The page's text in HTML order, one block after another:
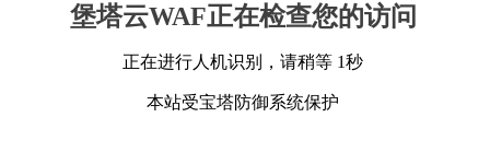
堡塔云WAF正在检查您的访问
正在进行人机识别，请稍等 1秒
本站受宝塔防御系统保护